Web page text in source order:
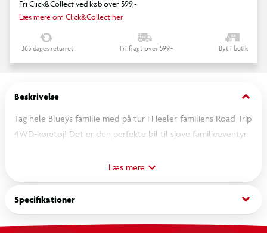
Fri Click&Collect ved køb over 599,-
Læs mere om Click&Collect her
365 dages returret Fri fragt over 599,- Byt i butik
Beskrivelse keyboard_arrow_down
Tag hele Blueys familie med på tur i Heeler-familiens Road Trip
4WD-køretøj! Det er den perfekte bil til sjove familieeventyr.
Toppen af 4WD'en er åben, så børn nemt kan placere op til
fire figurer indeni, hvilket gør den til den perfekte match for
Blueys Familiefigur-pakke (sælges separat). Børn vil elske at
genskabe nogle af de mest mindeværdige øjeblikke fra
showet med disse søde legetøj!
Læs mere
Specifikationer keyboard_arrow_down